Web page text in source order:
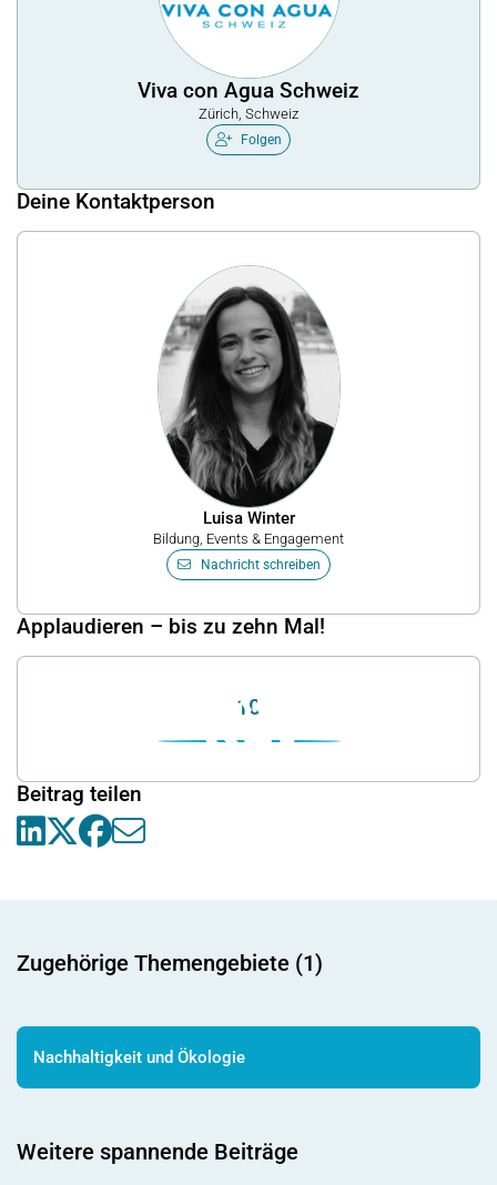
Viva con Agua Schweiz
Zürich, Schweiz
Folgen
Deine Kontaktperson
Luisa Winter
Bildung, Events & Engagement
Nachricht schreiben
Applaudieren – bis zu zehn Mal!
10
Beitrag teilen
Zugehörige Themengebiete (1)
Nachhaltigkeit und Ökologie
Weitere spannende Beiträge